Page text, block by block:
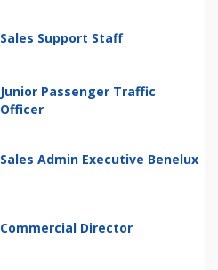
Sales Support Staff
Junior Passenger Traffic
Officer
Sales Admin Executive Benelux
Commercial Director